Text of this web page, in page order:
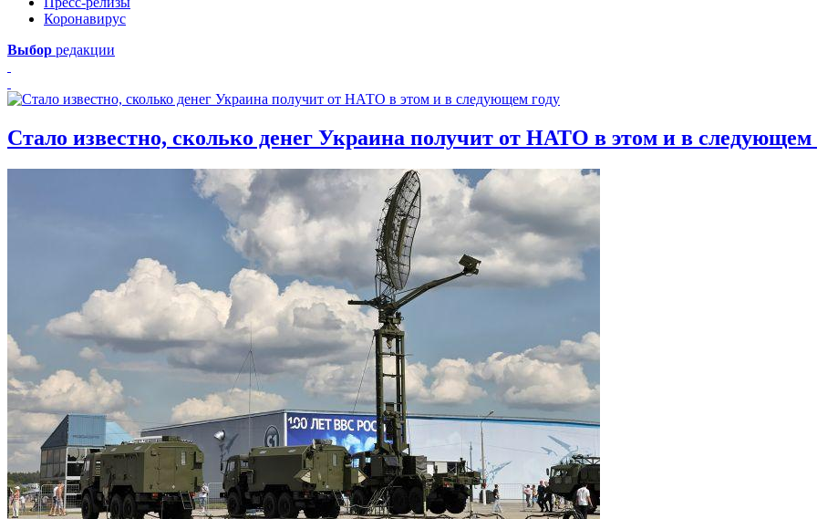
Коронавирус
Выбор редакции
Стало известно, сколько денег Украина получит от НАТО в этом и в следующем